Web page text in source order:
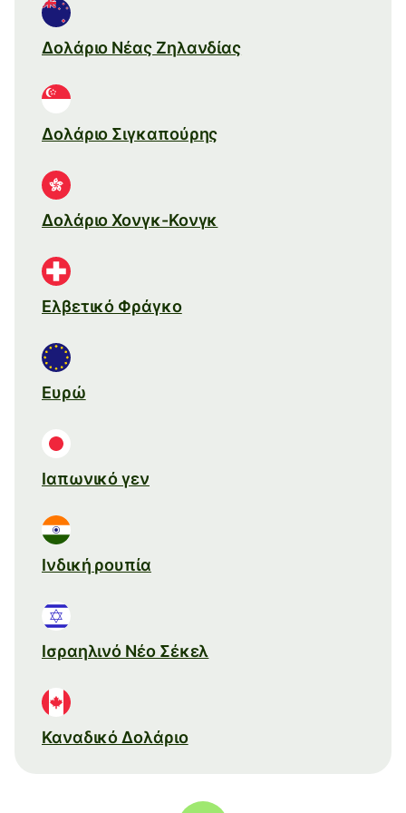
Δολάριο Νέας Ζηλανδίας
Δολάριο Σιγκαπούρης
Δολάριο Χονγκ-Κονγκ
Ελβετικό Φράγκο
Ευρώ
Ιαπωνικό γεν
Ινδική ρουπία
Ισραηλινό Νέο Σέκελ
Καναδικό Δολάριο